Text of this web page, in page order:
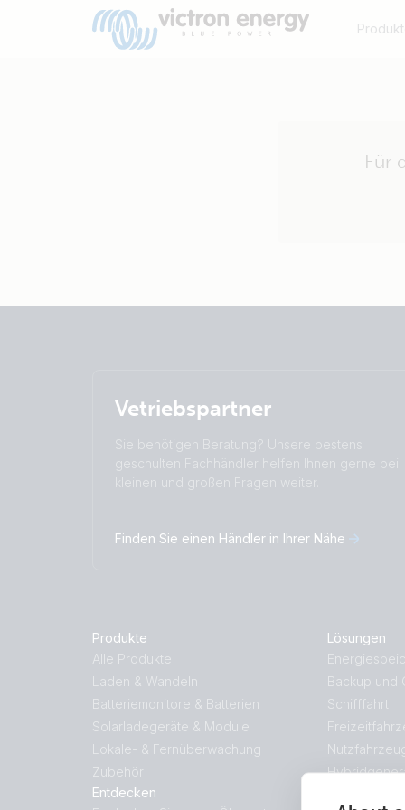
Für
Vetriebspartner
Sie benötigen Beratung? Unsere bestens
geschulten Fachhändler helfen Ihnen gerne bei
kleinen und großen Fragen weiter.
Finden Sie einen Händler in Ihrer Nähe
Produkte
Alle Produkte
Laden & Wandeln
Batteriemonitore & Batterien
Solarladegeräte & Module
Lokale- & Fernüberwachung
Zubehör
Entdecken
Lösungen
Backup und
Schifffahrt